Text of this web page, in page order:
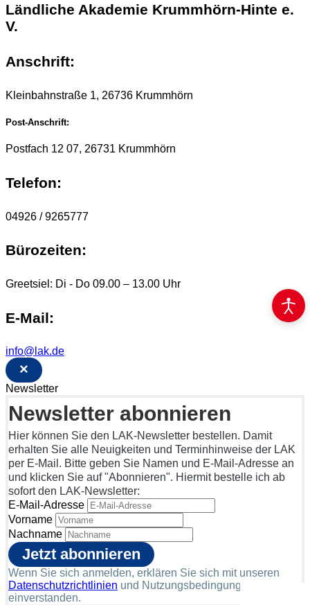
Ländliche Akademie Krummhörn-Hinte e.
V.
Anschrift:
Kleinbahnstraße 1, 26736 Krummhörn
Post-Anschrift:
Postfach 12 07, 26731 Krummhörn
Telefon:
04926 / 9265777
Bürozeiten:
Greetsiel: Di - Do 09.00 – 13.00 Uhr
E-Mail:
info@lak.de
×
Newsletter
Newsletter abonnieren
Hier können Sie den LAK-Newsletter bestellen. Damit
erhalten Sie alle Neuigkeiten und Terminhinweise der LAK
per E-Mail. Bitte geben Sie Namen und E-Mail-Adresse an
und klicken Sie auf "Abonnieren". Hiermit bestelle ich ab
sofort den LAK-Newsletter:
E-Mail-Adresse
Vorname
Nachname
Wenn Sie sich anmelden, erklären Sie sich mit unseren
Datenschutzrichtlinien und Nutzungsbedingungen
einverstanden.